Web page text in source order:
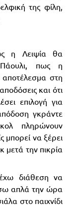
της φίλη,
η Λειψία θα
πως η
αποτέλεσμα στη
και ότι
επιλογή για
γκράντε
πληρώνουν
μπορεί να ξέρει
την πικρία
διάθεση να
απλά την ώρα
στο παιχνίδι